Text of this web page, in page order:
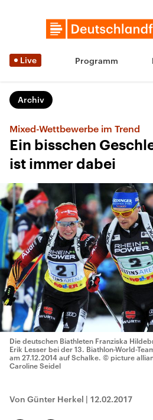
Live Programm
Archiv
Mixed-Wettbewerbe im Trend
Ein bisschen
ist immer dabei
Die deutschen Biathleten Franziska
Erik Lesser bei der 13. Biathlon-World-
am 27.12.2014 auf Schalke. © picture
Caroline Seidel
Von Günter Herkel | 12.02.2017